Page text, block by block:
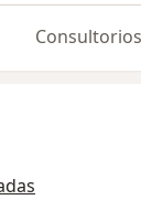
Consultorios